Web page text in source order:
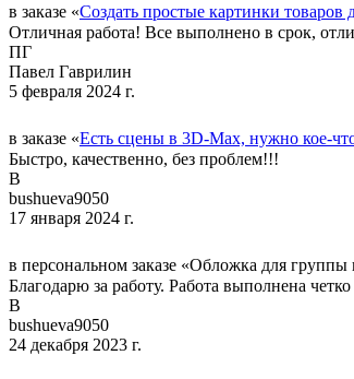
в заказе «Создать простые картинки товаров
Отличная работа! Все выполнено в срок,
ПГ
Павел Гаврилин
5 февраля 2024 г.
в заказе «Есть сцены в 3D-Max, нужно кое-
Быстро, качественно, без проблем!!!
B
bushueva9050
17 января 2024 г.
в персональном заказе «Обложка для
Благодарю за работу. Работа выполнена
B
bushueva9050
24 декабря 2023 г.